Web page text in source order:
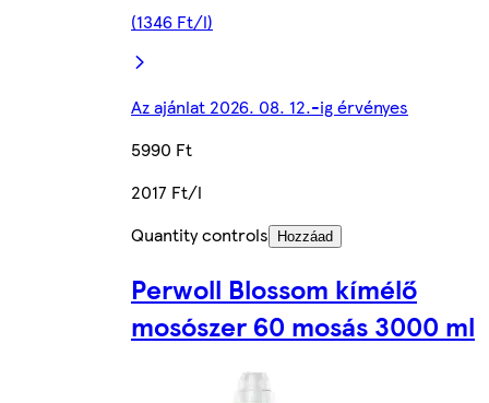
(1346 Ft/l)
Az ajánlat 2026. 08. 12.-ig érvényes
5990 Ft
2017 Ft/l
Quantity controls
Hozzáad
Perwoll Blossom kímélő
mosószer 60 mosás 3000 ml